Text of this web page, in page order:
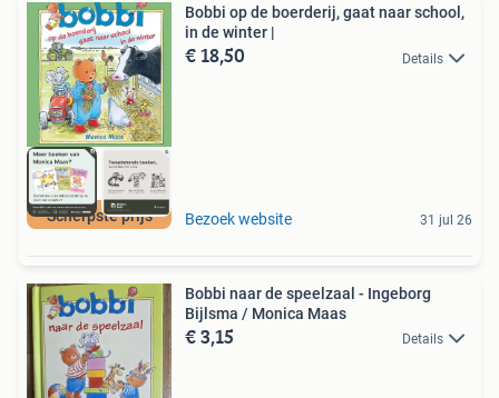
Scherpste prijs
Bobbi op de boerderij, gaat naar school,
in de winter |
€ 18,50 Details
Bezoek website 31 jul 26
Bobbi naar de speelzaal - Ingeborg
Bijlsma / Monica Maas
€ 3,15 Details